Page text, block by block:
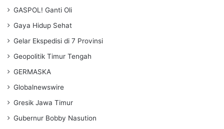
GASPOL! Ganti Oli
Gaya Hidup Sehat
Gelar Ekspedisi di 7 Provinsi
Geopolitik Timur Tengah
GERMASKA
Globalnewswire
Gresik Jawa Timur
Gubernur Bobby Nasution